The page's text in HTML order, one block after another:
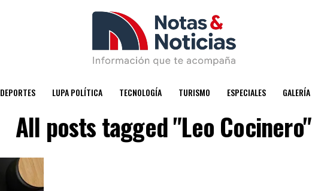
DEPORTES LUPA POLÍTICA TECNOLOGÍA TURISMO ESPECIALES GALERÍA
All posts tagged "Leo Cocinero"